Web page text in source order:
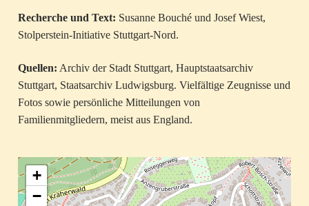
Recherche und Text: Susanne Bouché und Josef Wiest,
Stolperstein-Initiative Stuttgart-Nord.
Quellen: Archiv der Stadt Stuttgart, Hauptstaatsarchiv
Stuttgart, Staatsarchiv Ludwigsburg. Vielfältige Zeugnisse und
Fotos sowie persönliche Mitteilungen von
Familienmitgliedern, meist aus England.
+
−